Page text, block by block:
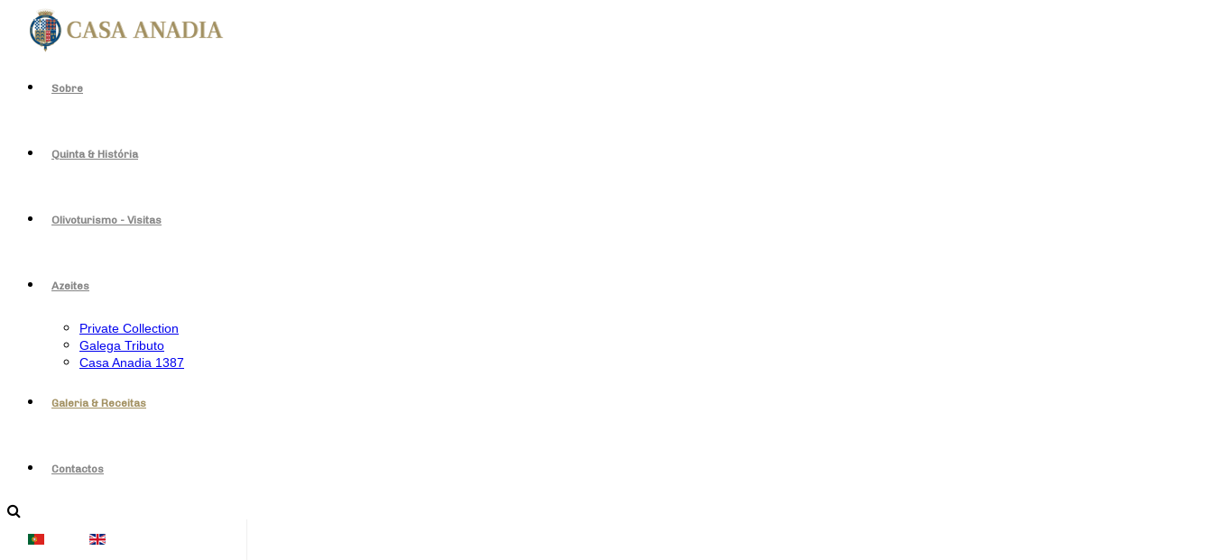
Sobre
Quinta & História
Olivoturismo - Visitas
Azeites
Private Collection
Galega Tributo
Casa Anadia 1387
Galeria & Receitas
Contactos